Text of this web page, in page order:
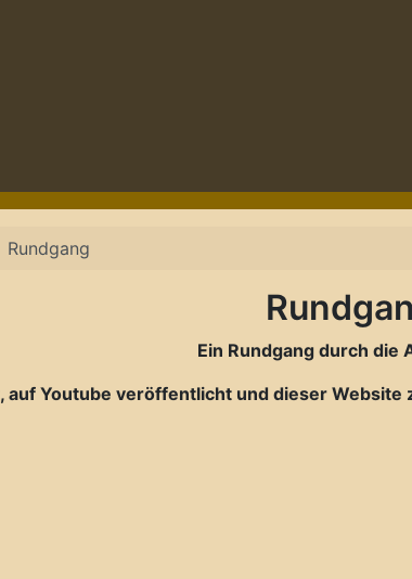
Rundgang
Ein Rundgang durch die
auf Youtube veröffentlicht und dieser